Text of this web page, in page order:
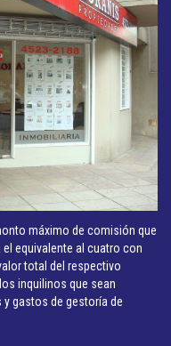
máximo de comisión que
equivalente al cuatro con
total del respectivo
inquilinos que sean
gastos de gestoría de